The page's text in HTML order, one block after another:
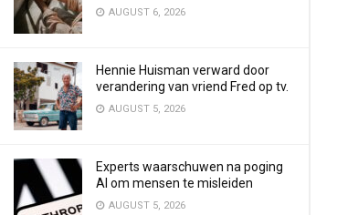
AUGUST 6, 2026
Hennie Huisman verward door
verandering van vriend Fred op tv.
AUGUST 5, 2026
Experts waarschuwen na poging
AI om mensen te misleiden
AUGUST 5, 2026